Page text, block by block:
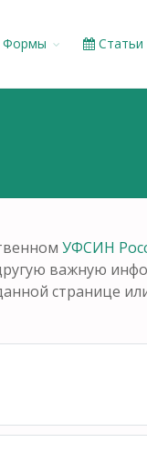
Формы Статьи
УФСИН
важную
странице